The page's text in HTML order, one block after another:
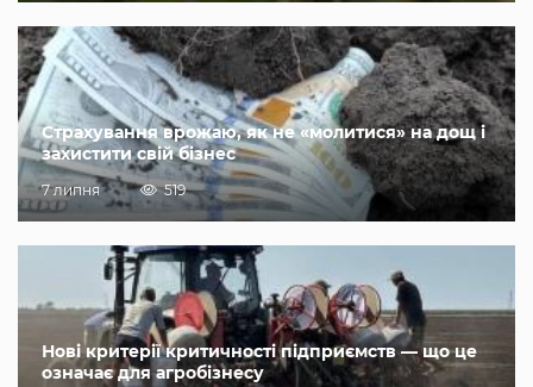
Страхування врожаю, як не «молитися» на дощ і
захистити свій бізнес
7 липня 519
Нові критерії критичності підприємств — що це
означає для агробізнесу